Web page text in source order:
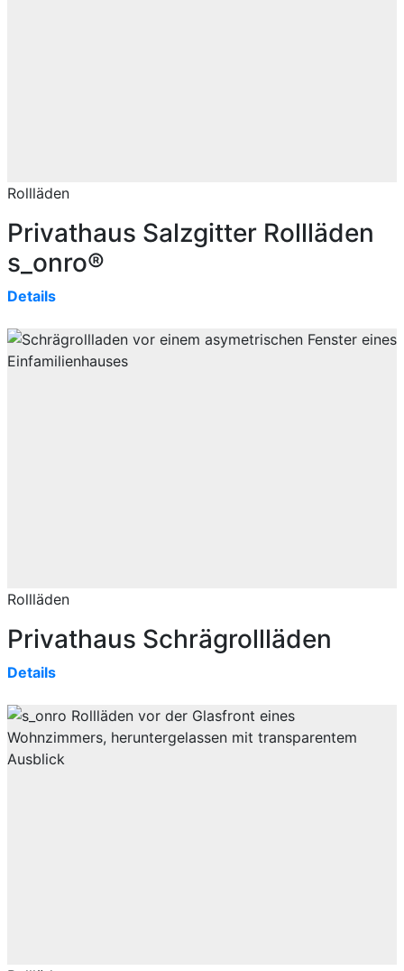
Rollläden
Privathaus Salzgitter Rollläden
s_onro®
Details
Rollläden
Privathaus Schrägrollläden
Details